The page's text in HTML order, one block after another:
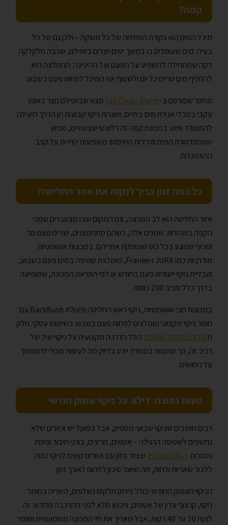
קפה?
מיכל המים הוא נקודת הפתיחה של כל משקה – ולכן גם של כל
בעיה. מים שעומדים בו במשך ימים יוצרים ביופילם, שכבה חלקלקה
דקה שמתחילה להשפיע על הטעם ועל ההיגיינה. ההמלצה היא
להחליף מים טריים כל יום ולשטוף את המיכל לפחות פעם בשבוע.
מחקר שפורסם ב-npj Clean Water מצא שביופילם נוצר באופן
עקבי במכלי אגירת מים ביתיים, ושגרות ניקוי קבועות הן הדרך היעילה
להתמודד איתו. במכונת קפה זה רלוונטי שבעתיים, מכיוון
שטמפרטורת המים ותדירות השימוש משפיעות ישירות על קצב
ההצטברות.
כל כמה זמן צריך לנקות את אזור החליטה?
אזור החליטה הוא לב המכונה, וגם המקום שבו מצטברים שמני
הקפה במהירות. שמנים אלה, כשהם מתחמצנים, יוצרים טעם מר
ושרוף שפוגע בכל כוס שמופקת אחריהם. במכונות אוטומטיות
מודרניות כמו JURA ו-Franke, מומלצת שטיפה במים פעם בשבוע,
וטבליית ניקוי ייעודית פעם בחודש או לפי התראת המכונה, שמופיעה
בדרך כלל סביב 200 כוסות.
במכונות חצי-אוטומטיות, ניקוי ראש החליטה ופעולת Backflush עם
חומר ניקוי מקצועי מומלצים לפחות פעם בשבוע בשימוש עסקי. חלק
משירות תחזוקה שוטפתכולל הדרכה מקצועית על ניקוי יעיל של
רכיב זה, כך שהצוות במשרד יודע בדיוק מה לעשות מבלי להסתמך
על ניחושים.
טעות נפוצה: דילוג על ניקוי עמוק חודשי
רבים חושבים שניקוי שבועי מספיק, אבל בפועל יש אזורים שלא
נחשפים לשטיפה הרגילה – אטמים, חריצים, בורגי חיבור ופינות
נסתרות. ה-FDA מזהיר
שציוד מזון עם אזורים קשים לניקוי נוטה
ללכוד שאריות ולחות, מה שיוצר סיכון לזיהום לאורך זמן.
הניקוי העמוק החודשי כולל פירוק חלקים נשלפים, השריה בחומר
ניקוי, קרצוף עדין של אטמים, וייבוש מלא לפני ההרכבה מחדש. זה
לוקח 20 עד 40 דקות, אבל מאריך את חיי המכונה משמעותית ושומר